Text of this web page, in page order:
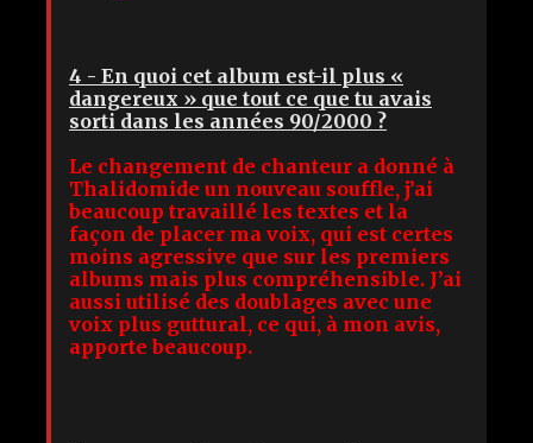
4 - En quoi cet album est-il plus «
dangereux » que tout ce que tu avais
sorti dans les années 90/2000 ?
Le changement de chanteur a donné à
Thalidomide un nouveau souffle, j’ai
beaucoup travaillé les textes et la
façon de placer ma voix, qui est certes
moins agressive que sur les premiers
albums mais plus compréhensible. J’ai
aussi utilisé des doublages avec une
voix plus guttural, ce qui, à mon avis,
apporte beaucoup.